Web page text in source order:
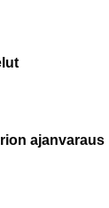
ajanvaraus